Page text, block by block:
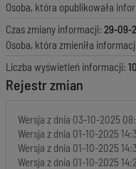
Osoba, która opublikowała
Czas zmiany informacji: 29-09-
Osoba, która zmieniła
Liczba wyświetleń informacji:
Rejestr zmian
Wersja z dnia 03-10-2025
Wersja z dnia 01-10-2025
Wersja z dnia 01-10-2025
Wersja z dnia 01-10-2025